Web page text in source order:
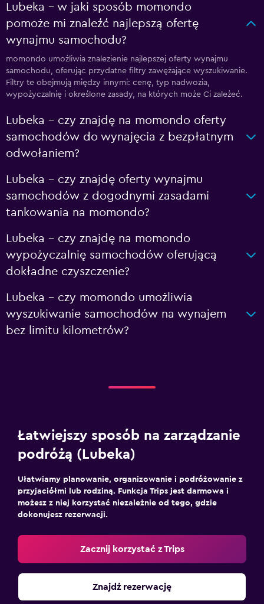
Lubeka – w jaki sposób momondo
pomoże mi znaleźć najlepszą ofertę
wynajmu samochodu?
momondo umożliwia znalezienie najlepszej oferty wynajmu
samochodu, oferując przydatne filtry zawężające wyszukiwanie.
Filtry te obejmują między innymi: cenę, typ nadwozia,
wypożyczalnię i określone zasady, na których może Ci zależeć.
Lubeka – czy znajdę na momondo oferty
samochodów do wynajęcia z bezpłatnym
odwołaniem?
Lubeka – czy znajdę oferty wynajmu
samochodów z dogodnymi zasadami
tankowania na momondo?
Lubeka – czy znajdę na momondo
wypożyczalnię samochodów oferującą
dokładne czyszczenie?
Lubeka – czy momondo umożliwia
wyszukiwanie samochodów na wynajem
bez limitu kilometrów?
Łatwiejszy sposób na zarządzanie
podróżą (Lubeka)
Ułatwiamy planowanie, organizowanie i podróżowanie z
przyjaciółmi lub rodziną. Funkcja Trips jest darmowa i
możesz z niej korzystać niezależnie od tego, gdzie
dokonujesz rezerwacji.
Zacznij korzystać z Trips
Znajdź rezerwację